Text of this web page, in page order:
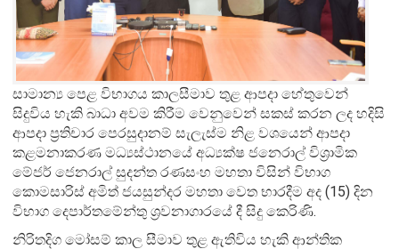
සාමාන්‍ය පෙළ විභාගය කාලසීමාව තුළ ආපදා හේතුවෙන්
සිදුවිය හැකි බාධා අවම කිරීම වෙනුවෙන් සකස් කරන ලද හදිසි
ආපදා ප්‍රතිචාර පෙරසුදානම් සැලැස්ම නිළ වශයෙන් ආපදා
කළමනාකරණ මධ්‍යස්ථානයේ අධ්‍යක්ෂ ජනෙරාල් විශ්‍රාමික
මේජර් ජෙනරාල් සුදන්ත රණසංහ මහතා විසින් විභාග
කොමසාරිස් අමිත් ජයසුන්දර මහතා වෙත භාරදීම අද (15) දින
විභාග දෙපාර්තමේන්තු ශ්‍රවනාගාරයේ දී සිදු කෙරිණි.
නිරිතදිග මෝසම් කාල සීමාව තුළ ඇතිවිය හැකි ආන්තික